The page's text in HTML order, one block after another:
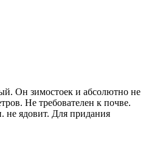
Он зимостоек и абсолютно не
Не требователен к почве.
не ядовит. Для придания